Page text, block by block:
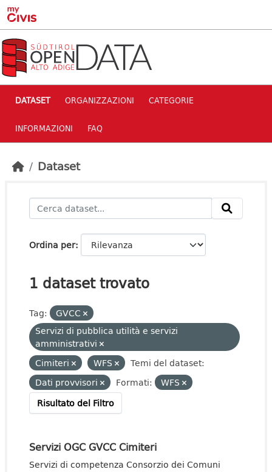
Skip to main content
DATASET ORGANIZZAZIONI CATEGORIE
INFORMAZIONI FAQ
Dataset
Ordina per
1 dataset trovato
Tag:
GVCC
Servizi di pubblica utilità e servizi
amministrativi
Cimiteri
WFS
Temi del dataset:
Dati provvisori
Formati:
WFS
Risultato del Filtro
Servizi OGC GVCC Cimiteri
Servizi di competenza Consorzio dei Comuni